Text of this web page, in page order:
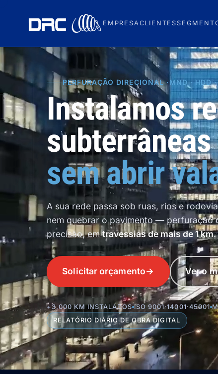
EMPRESACLIENTES
PERFURAÇÃO DIRECIONAL ·MND · HDD
Instalamos
subterrâneas
sem abrir
A sua rede passa sob ruas, rios e
nem quebrar o pavimento— perfuração
precisão, emtravessias de mais de 1 km.
Solicitar orçamento→ Ver o
+3.000 KM INSTALADOS ISO 9001·14001·45001
RELATÓRIO DIÁRIO DE OBRA DIGITAL